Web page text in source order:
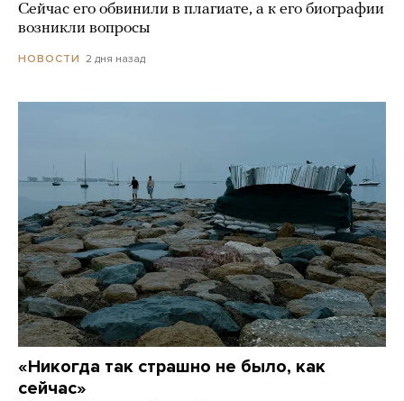
Сейчас его обвинили в плагиате, а к его биографии
возникли вопросы
НОВОСТИ 2 дня назад
«Никогда так страшно не было, как
сейчас»